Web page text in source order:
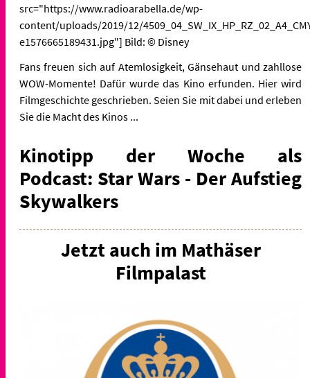
src="https://www.radioarabella.de/wp-
content/uploads/2019/12/
e1576665189431.jpg"] Bild: © Disney
Fans freuen sich auf Atemlosigkeit, Gänsehaut und zahllose
WOW-Momente! Dafür wurde das Kino erfunden. Hier wird
Filmgeschichte geschrieben. Seien Sie mit dabei und erleben
Sie die Macht des Kinos ...
Kinotipp der Woche als
Podcast: Star Wars - Der Aufstieg
Skywalkers
Jetzt auch im Mathäser
Filmpalast